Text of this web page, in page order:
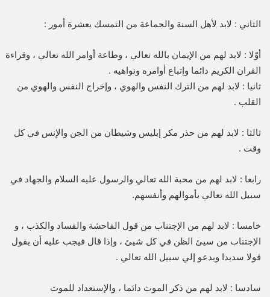
الثاني : لابد لأهل السنة والجماعة من التمسك بعشرة أمور :
أوّلا : لابد لهم من الإيمان بالله تعالي ، وطاعة أوامر الله تعالي ، وقراءة
القران الكريم دائما وإتباع أوامره ونواهيه .
ثانيا : لابد لهم من الترك النفس والهوي ، وإخراج النفس والهوي من
القلب .
ثالثا : لابد لهم من حذر مكر إبليس وشيطان من الجن والإنس في كل
وقت .
رابعا : لابد لهم من محبة الله تعالي والرسول عليه السلام والجهاد في
سبيل الله تعالي بأموالهم وأنفسهم.
خامسا : لابد لهم من الإجتناب من قول الفاحشة والفساد والكذب ، و
الإجتناب من سيئ الظن في كل شيئ ، وإذا قال فيجب عليه أن يقول
قولا سديدا ويدعو إلي سبيل الله تعالي .
سادسا : لابد لهم من ذكر الموت دائما ، والإستعداد للموت